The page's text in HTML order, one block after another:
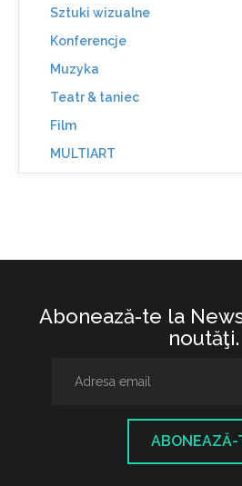
Sztuki wizualne
Konferencje
Muzyka
Teatr & taniec
Film
MULTIART
Abonează-te la
noutăţi.
ABONEAZĂ-